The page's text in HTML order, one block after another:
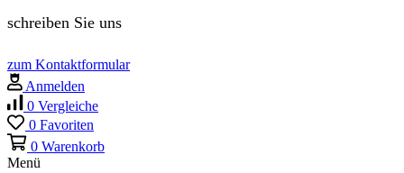
schreiben Sie uns
zum Kontaktformular
Anmelden
0 Vergleiche
0 Favoriten
0 Warenkorb
Menü